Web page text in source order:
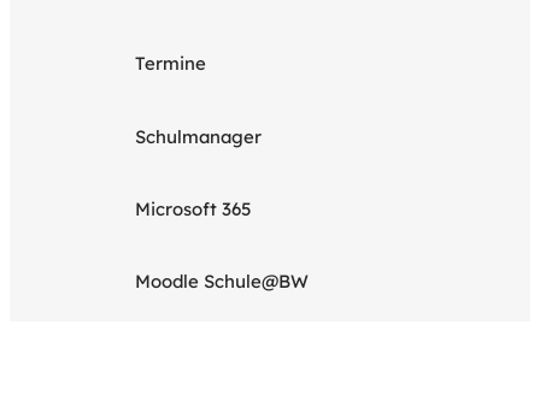
Termine
Schulmanager
Microsoft 365
Moodle Schule@BW